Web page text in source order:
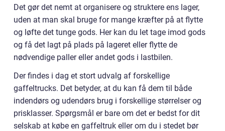
Det gør det nemt at organisere og struktere ens lager,
uden at man skal bruge for mange kræfter på at flytte
og løfte det tunge gods. Her kan du let tage imod gods
og få det lagt på plads på lageret eller flytte de
nødvendige paller eller andet gods i lastbilen.
Der findes i dag et stort udvalg af forskellige
gaffeltrucks. Det betyder, at du kan få dem til både
indendørs og udendørs brug i forskellige størrelser og
prisklasser. Spørgsmål er bare om det er bedst for dit
selskab at købe en gaffeltruk eller om du i stedet bør